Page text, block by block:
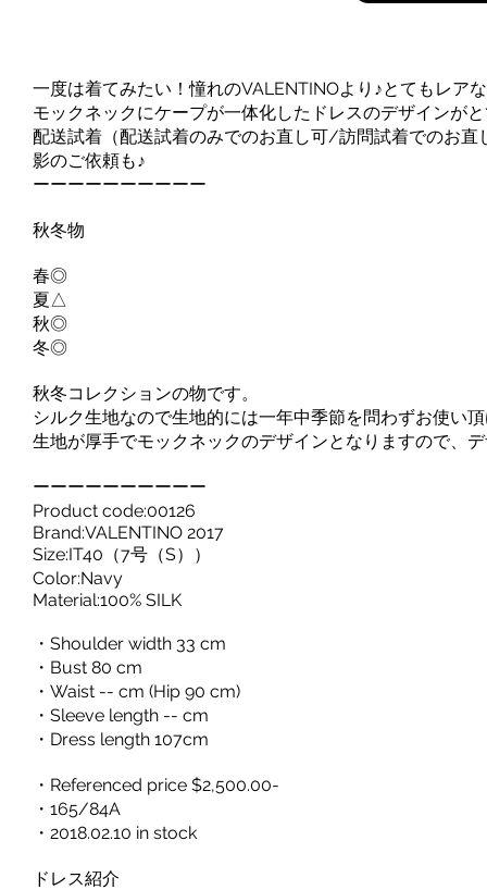
一度は着てみたい！憧れのVALENTINOより♪とてもレア
モックネックにケープが一体化したドレスのデザインが
配送試着（配送試着のみでのお直し可/訪問試着でのお
影のご依頼も♪
ーーーーーーーーーー
秋冬物
春◎
夏△
秋◎
冬◎
秋冬コレクションの物です。
シルク生地なので生地的には一年中季節を問わずお使い
生地が厚手でモックネックのデザインとなりますので、
ーーーーーーーーーー
Product code:00126
Brand:VALENTINO 2017
Size:IT40（7号（S））
Color:Navy
Material:100% SILK
・Shoulder width 33 cm
・Bust 80 cm
・Waist -- cm (Hip 90 cm)
・Sleeve length -- cm
・Dress length 107cm
・Referenced price $2,500.00-
・165/84A
・2018.02.10 in stock
ドレス紹介